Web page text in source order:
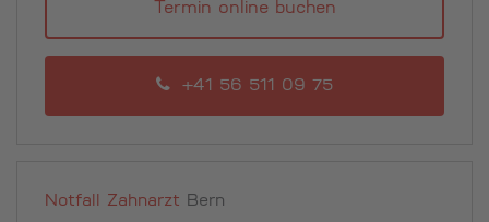
Termin online buchen
+41 56 511 09 75
Notfall Zahnarzt Bern